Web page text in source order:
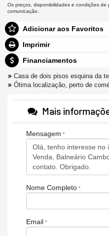
Os preços, disponibilidades e condições
comunicação.
Adicionar aos Favoritos
Imprimir
Financiamentos
Casa de dois pisos esquina da
Ótima localização, perto de
Mais
Mensagem
Nome Completo
Email